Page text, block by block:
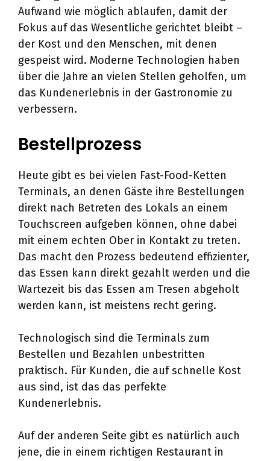
Aufwand wie möglich ablaufen, damit der
Fokus auf das Wesentliche gerichtet bleibt –
der Kost und den Menschen, mit denen
gespeist wird. Moderne Technologien haben
über die Jahre an vielen Stellen geholfen, um
das Kundenerlebnis in der Gastronomie zu
verbessern.
Bestellprozess
Heute gibt es bei vielen Fast-Food-Ketten
Terminals, an denen Gäste ihre Bestellungen
direkt nach Betreten des Lokals an einem
Touchscreen aufgeben können, ohne dabei
mit einem echten Ober in Kontakt zu treten.
Das macht den Prozess bedeutend effizienter,
das Essen kann direkt gezahlt werden und die
Wartezeit bis das Essen am Tresen abgeholt
werden kann, ist meistens recht gering.
Technologisch sind die Terminals zum
Bestellen und Bezahlen unbestritten
praktisch. Für Kunden, die auf schnelle Kost
aus sind, ist das das perfekte
Kundenerlebnis.
Auf der anderen Seite gibt es natürlich auch
jene, die in einem richtigen Restaurant in